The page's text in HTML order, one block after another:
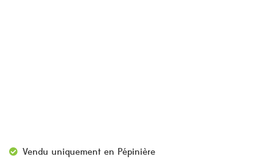
Vendu uniquement en Pépinière